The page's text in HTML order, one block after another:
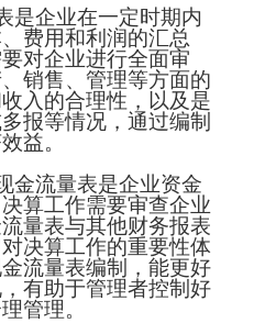
是企业在一定时期内
费用和利润的汇总
对企业进行全面审
销售、管理等方面的
入的合理性，以及是
报等情况，通过编制
益。
金流量表是企业资金
算工作需要审查企业
量表与其他财务报表
决算工作的重要性体
流量表编制，能更好
有助于管理者控制好
管理。